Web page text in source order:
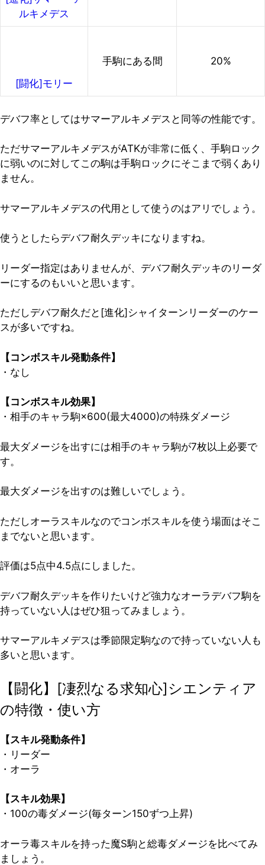
ルキメデス
[闘化]モリー
手駒にある間 20%
デバフ率としてはサマーアルキメデスと同等の性能です。
ただサマーアルキメデスがATKが非常に低く、手駒ロック
に弱いのに対してこの駒は手駒ロックにそこまで弱くあり
ません。
サマーアルキメデスの代用として使うのはアリでしょう。
使うとしたらデバフ耐久デッキになりますね。
リーダー指定はありませんが、デバフ耐久デッキのリーダ
ーにするのもいいと思います。
ただしデバフ耐久だと[進化]シャイターンリーダーのケー
スが多いですね。
【コンボスキル発動条件】
・なし
【コンボスキル効果】
・相手のキャラ駒×600(最大4000)の特殊ダメージ
最大ダメージを出すには相手のキャラ駒が7枚以上必要で
す。
最大ダメージを出すのは難しいでしょう。
ただしオーラスキルなのでコンボスキルを使う場面はそこ
までないと思います。
評価は5点中4.5点にしました。
デバフ耐久デッキを作りたいけど強力なオーラデバフ駒を
持っていない人はぜひ狙ってみましょう。
サマーアルキメデスは季節限定駒なので持っていない人も
多いと思います。
【闘化】[凄烈なる求知心]シエンティア
の特徴・使い方
【スキル発動条件】
・リーダー
・オーラ
【スキル効果】
・100の毒ダメージ(毎ターン150ずつ上昇)
オーラ毒スキルを持った魔S駒と総毒ダメージを比べてみ
ましょう。